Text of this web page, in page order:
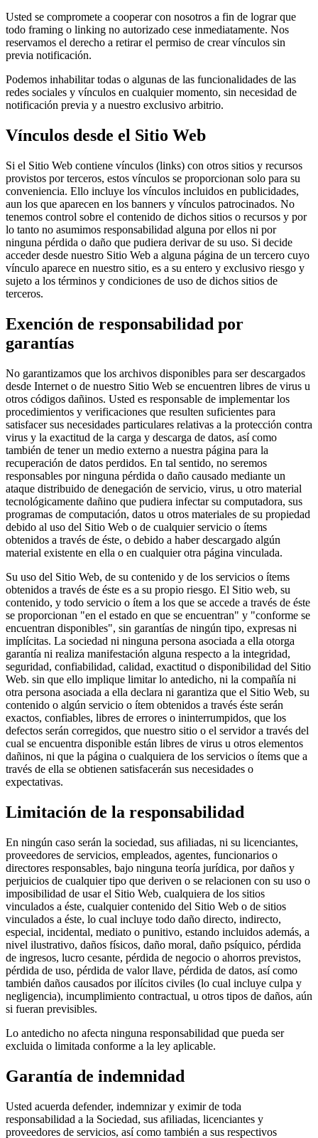
Usted se compromete a cooperar con nosotros a fin de lograr que
todo framing o linking no autorizado cese inmediatamente. Nos
reservamos el derecho a retirar el permiso de crear vínculos sin
previa notificación.
Podemos inhabilitar todas o algunas de las funcionalidades de las
redes sociales y vínculos en cualquier momento, sin necesidad de
notificación previa y a nuestro exclusivo arbitrio.
Vínculos desde el Sitio Web
Si el Sitio Web contiene vínculos (links) con otros sitios y recursos
provistos por terceros, estos vínculos se proporcionan solo para su
conveniencia. Ello incluye los vínculos incluidos en publicidades,
aun los que aparecen en los banners y vínculos patrocinados. No
tenemos control sobre el contenido de dichos sitios o recursos y por
lo tanto no asumimos responsabilidad alguna por ellos ni por
ninguna pérdida o daño que pudiera derivar de su uso. Si decide
acceder desde nuestro Sitio Web a alguna página de un tercero cuyo
vínculo aparece en nuestro sitio, es a su entero y exclusivo riesgo y
sujeto a los términos y condiciones de uso de dichos sitios de
terceros.
Exención de responsabilidad por
garantías
No garantizamos que los archivos disponibles para ser descargados
desde Internet o de nuestro Sitio Web se encuentren libres de virus u
otros códigos dañinos. Usted es responsable de implementar los
procedimientos y verificaciones que resulten suficientes para
satisfacer sus necesidades particulares relativas a la protección contra
virus y la exactitud de la carga y descarga de datos, así como
también de tener un medio externo a nuestra página para la
recuperación de datos perdidos. En tal sentido, no seremos
responsables por ninguna pérdida o daño causado mediante un
ataque distribuido de denegación de servicio, virus, u otro material
tecnológicamente dañino que pudiera infectar su computadora, sus
programas de computación, datos u otros materiales de su propiedad
debido al uso del Sitio Web o de cualquier servicio o ítems
obtenidos a través de éste, o debido a haber descargado algún
material existente en ella o en cualquier otra página vinculada.
Su uso del Sitio Web, de su contenido y de los servicios o ítems
obtenidos a través de éste es a su propio riesgo. El Sitio web, su
contenido, y todo servicio o ítem a los que se accede a través de éste
se proporcionan "en el estado en que se encuentran" y "conforme se
encuentran disponibles", sin garantías de ningún tipo, expresas ni
implícitas. La sociedad ni ninguna persona asociada a ella otorga
garantía ni realiza manifestación alguna respecto a la integridad,
seguridad, confiabilidad, calidad, exactitud o disponibilidad del Sitio
Web. sin que ello implique limitar lo antedicho, ni la compañía ni
otra persona asociada a ella declara ni garantiza que el Sitio Web, su
contenido o algún servicio o ítem obtenidos a través éste serán
exactos, confiables, libres de errores o ininterrumpidos, que los
defectos serán corregidos, que nuestro sitio o el servidor a través del
cual se encuentra disponible están libres de virus u otros elementos
dañinos, ni que la página o cualquiera de los servicios o ítems que a
través de ella se obtienen satisfacerán sus necesidades o
expectativas.
Limitación de la responsabilidad
En ningún caso serán la sociedad, sus afiliadas, ni su licenciantes,
proveedores de servicios, empleados, agentes, funcionarios o
directores responsables, bajo ninguna teoría jurídica, por daños y
perjuicios de cualquier tipo que deriven o se relacionen con su uso o
imposibilidad de usar el Sitio Web, cualquiera de los sitios
vinculados a éste, cualquier contenido del Sitio Web o de sitios
vinculados a éste, lo cual incluye todo daño directo, indirecto,
especial, incidental, mediato o punitivo, estando incluidos además, a
nivel ilustrativo, daños físicos, daño moral, daño psíquico, pérdida
de ingresos, lucro cesante, pérdida de negocio o ahorros previstos,
pérdida de uso, pérdida de valor llave, pérdida de datos, así como
también daños causados por ilícitos civiles (lo cual incluye culpa y
negligencia), incumplimiento contractual, u otros tipos de daños, aún
si fueran previsibles.
Lo antedicho no afecta ninguna responsabilidad que pueda ser
excluida o limitada conforme a la ley aplicable.
Garantía de indemnidad
Usted acuerda defender, indemnizar y eximir de toda
responsabilidad a la Sociedad, sus afiliadas, licenciantes y
proveedores de servicios, así como también a sus respectivos